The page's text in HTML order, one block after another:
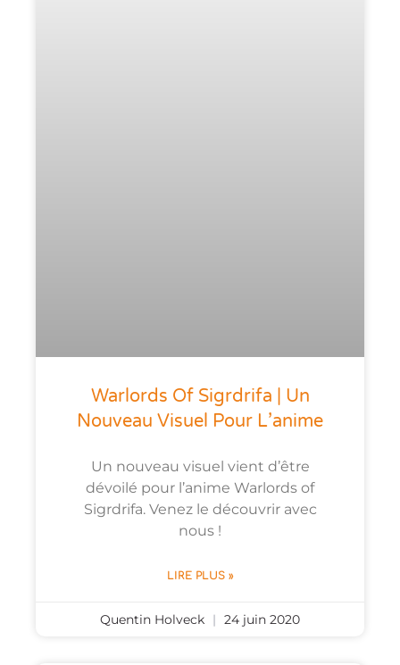
Warlords Of Sigrdrifa | Un
Nouveau Visuel Pour L’anime
Un nouveau visuel vient d’être
dévoilé pour l’anime Warlords of
Sigrdrifa. Venez le découvrir avec
nous !
LIRE PLUS »
Quentin Holveck 24 juin 2020